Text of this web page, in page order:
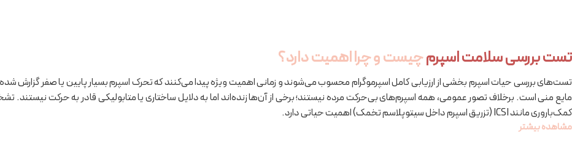
تست بررسی سلامت اسپرمچیست و چرا اهمیت دارد؟
تست‌های بررسی حیات اسپرم بخشی از ارزیابی کامل اسپرموگرام محسوب می‌شوند و زمانی اهمیت ویژه پیدا می‌کنند که تحرک اسپرم بسیار پایین یا صفر گزارش
مایع منی است. برخلاف تصور عمومی، همه اسپرم‌های بی‌حرکت مرده نیستند؛ برخی از آن‌ها زنده‌اند اما به دلایل ساختاری یا متابولیکی قادر به حرکت
کمک‌باروری مانند ICSI (تزریق اسپرم داخل سیتوپلاسم تخمک) اهمیت حیاتی دارد.
مشاهده بیشتر